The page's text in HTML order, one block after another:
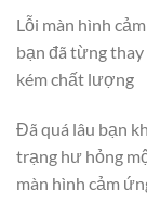
Lỗi màn hình
bạn đã từng
kém chất lượng
Đã quá lâu bạn
trạng hư hỏng
màn hình cảm